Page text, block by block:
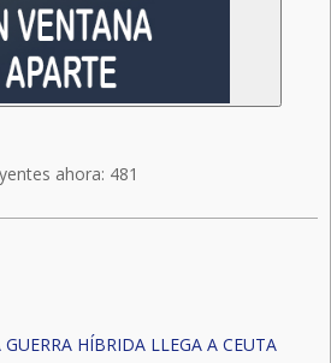
ahora: 481
GUERRA HÍBRIDA LLEGA A CEUTA